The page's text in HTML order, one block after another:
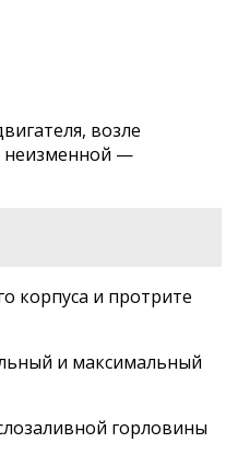
возле
неизменной —
корпуса и протрите
и максимальный
горловины